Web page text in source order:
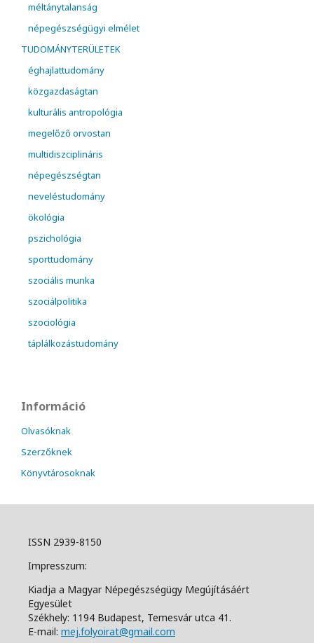
méltánytalanság
népegészségügyi elmélet
TUDOMÁNYTERÜLETEK
éghajlattudomány
közgazdaságtan
kulturális antropológia
megelőző orvostan
multidiszciplináris
népegészségtan
neveléstudomány
ökológia
pszichológia
sporttudomány
szociális munka
szociálpolitika
szociológia
táplálkozástudomány
Információ
Olvasóknak
Szerzőknek
Könyvtárosoknak
ISSN 2939-8150
Impresszum:
Kiadja a Magyar Népegészségügy Megújításáért
Egyesület
Székhely: 1194 Budapest, Temesvár utca 41.
E-mail: mej.folyoirat@gmail.com